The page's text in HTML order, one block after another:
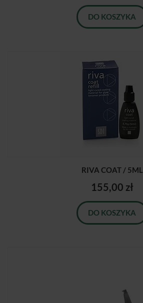
DO KOSZYKA
RIVA COAT / 5ML
155,00 zł
DO KOSZYKA